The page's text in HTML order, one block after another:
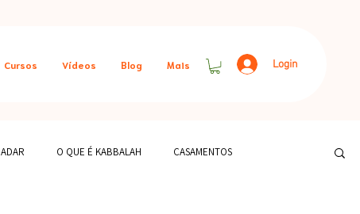
Cursos Vídeos Blog Mais Login
ADAR O QUE É KABBALAH CASAMENTOS